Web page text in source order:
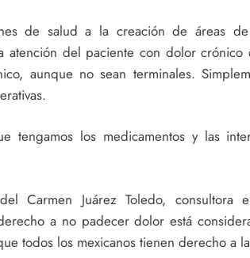
de salud a la creación de áreas
atención del paciente con dolor
aunque no sean terminales.
tengamos los medicamentos y las
Carmen Juárez Toledo, consultora
a no padecer dolor está
todos los mexicanos tienen derecho a